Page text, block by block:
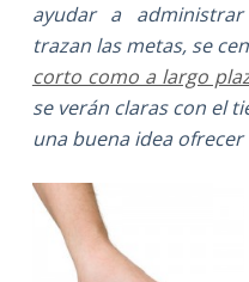
ayudar a
trazan las metas, se
corto como a largo
se verán claras con el
una buena idea